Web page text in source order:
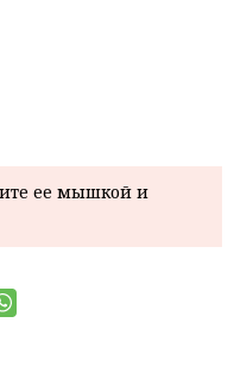
ее мышкой и